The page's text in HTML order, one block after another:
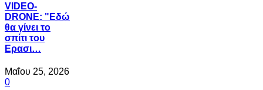
VIDEO-
DRONE: "Εδώ
θα γίνει το
σπίτι του
Ερασι…
Μαΐου 25, 2026
0